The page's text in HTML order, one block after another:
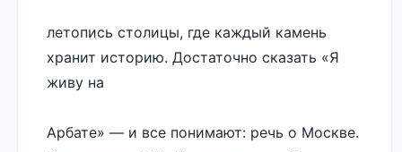
летопись столицы, где каждый камень
хранит историю. Достаточно сказать «Я
живу на
Арбате» — и все понимают: речь о Москве.